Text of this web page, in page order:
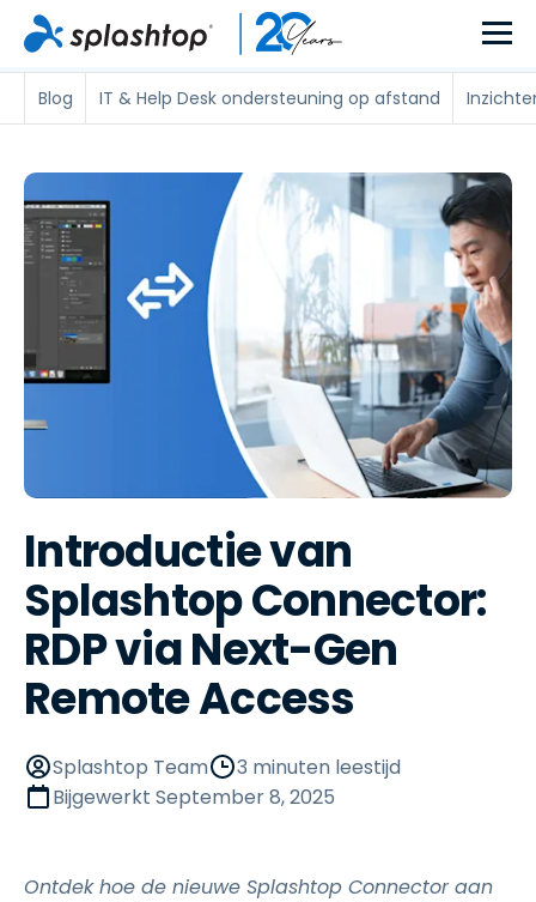
Blog IT & Help Desk ondersteuning op afstand
Introductie van
Splashtop Connector:
RDP via Next-Gen
Remote Access
Splashtop Team
3 minuten leestijd
Bijgewerkt September 8, 2025
Ontdek hoe de nieuwe Splashtop Connector aan